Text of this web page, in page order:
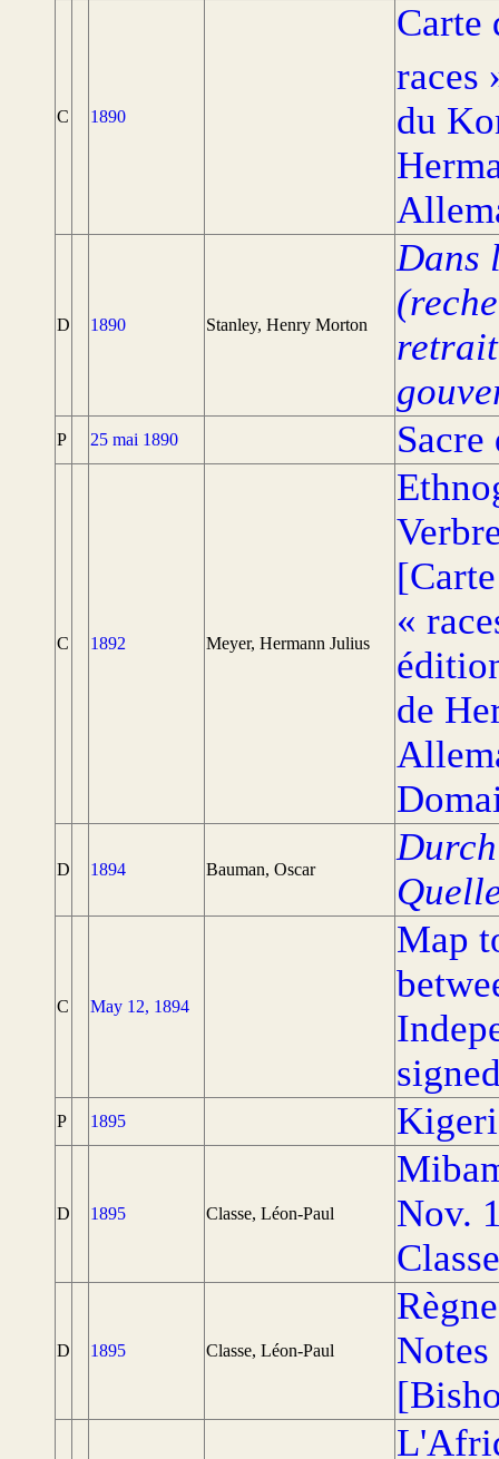
C 1890
Carte
races
du
D 1890 Stanley, Henry Morton
Dans
P 25 mai 1890
C 1892 Meyer, Hermann Julius
«
de
D 1894 Bauman, Oscar
C May 12, 1894
Map
P 1895
D 1895 Classe, Léon-Paul
Nov.
D 1895 Classe, Léon-Paul